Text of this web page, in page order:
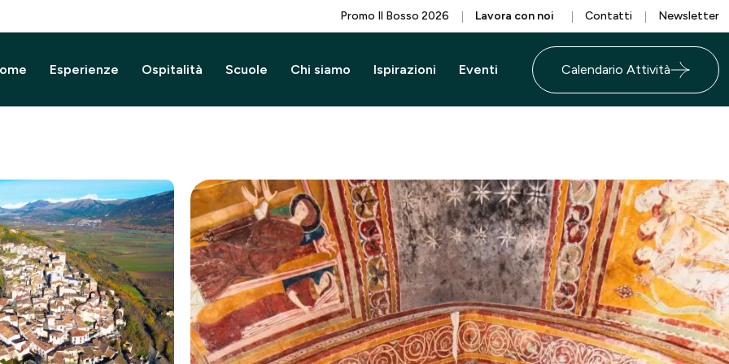
Promo Il Bosso 2026 Lavora con noi Contatti Newsletter
Esperienze Ospitalità Scuole Chi siamo Ispirazioni Eventi Calendario Attività